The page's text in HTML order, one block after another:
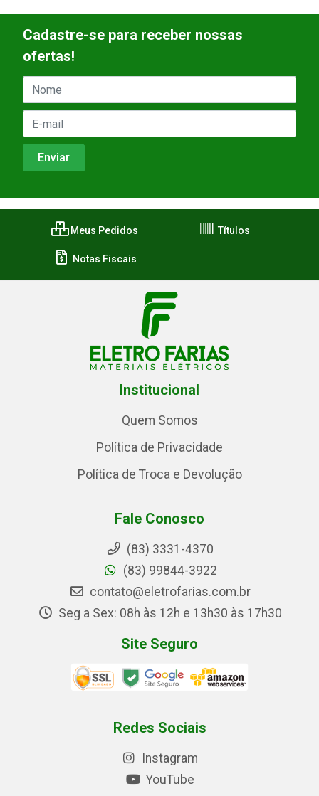
Cadastre-se para receber nossas
ofertas!
Meus Pedidos Títulos
Notas Fiscais
Institucional
Quem Somos
Política de Privacidade
Política de Troca e Devolução
Fale Conosco
(83) 3331-4370
(83) 99844-3922
contato@eletrofarias.com.br
Seg a Sex: 08h às 12h e 13h30 às 17h30
Site Seguro
Redes Sociais
Instagram
YouTube